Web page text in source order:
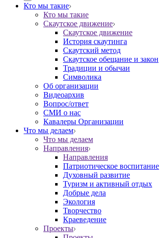
Кто мы такие
Кто мы такие
Скаутское движение
Скаутское движение
История скаутинга
Скаутский метод
Скаутское обещание и закон
Традиции и обычаи
Символика
Об организации
Видеоархив
Вопрос/ответ
СМИ о нас
Кавалеры Организации
Что мы делаем
Что мы делаем
Направления
Направления
Патриотическое воспитание
Духовный развитие
Туризм и активный отдых
Добрые дела
Экология
Творчество
Краеведение
Проекты